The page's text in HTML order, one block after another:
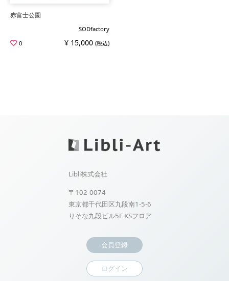
赤富士公園
SODfactory
0
¥ 15,000 (税込)
Libli株式会社
〒102-0074
東京都千代田区九段南1-5-6
りそな九段ビル5F KSフロア
会員登録
ログイン